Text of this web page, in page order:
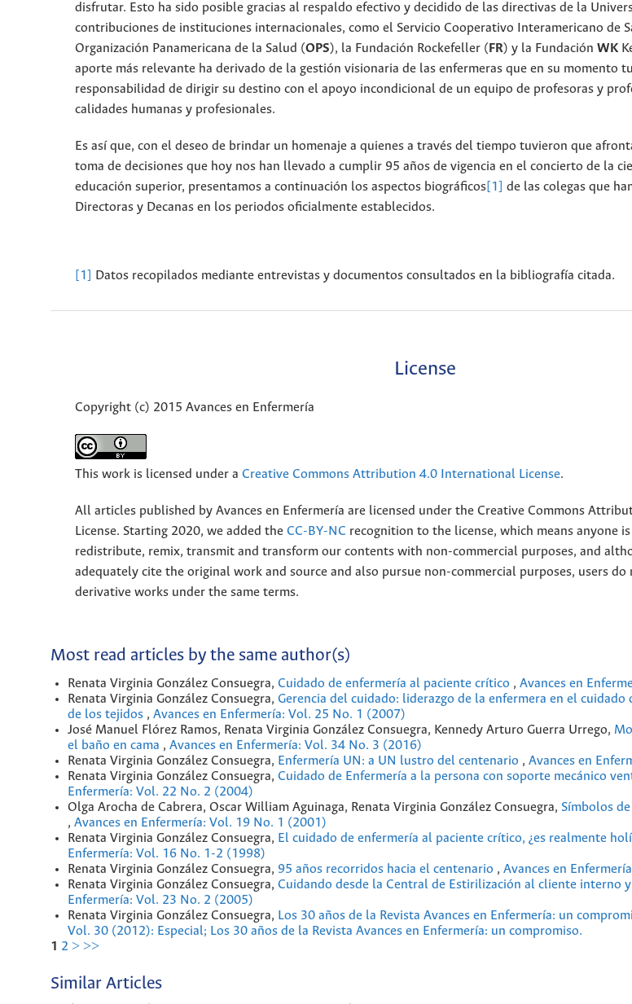
disfrutar. Esto ha sido posible gracias al respaldo efectivo y decidido de las directivas de la
contribuciones de instituciones internacionales, como el Servicio Cooperativo Interamericano de
Organización Panamericana de la Salud (OPS), la Fundación Rockefeller ( FR) y la Fundación WK
aporte más relevante ha derivado de la gestión visionaria de las enfermeras que en su momento
responsabilidad de dirigir su destino con el apoyo incondicional de un equipo de profesoras y
calidades humanas y profesionales.
Es así que, con el deseo de brindar un homenaje a quienes a través del tiempo tuvieron que
toma de decisiones que hoy nos han llevado a cumplir 95 años de vigencia en el concierto de la
educación superior, presentamos a continuación los aspectos biográficos [1]
de las colegas que
Directoras y Decanas en los periodos oficialmente establecidos.
[1] Datos recopilados mediante entrevistas y documentos consultados en la bibliografía citada.
License
Copyright (c) 2015 Avances en Enfermería
This work is licensed under a Creative Commons Attribution 4.0 International License.
All articles published by Avances en Enfermería are licensed under the Creative Commons
License. Starting 2020, we added the CC-BY-NC recognition to the license, which means anyone
redistribute, remix, transmit and transform our contents with non-commercial purposes, and
adequately cite the original work and source and also pursue non-commercial purposes, users do
derivative works under the same terms.
Most read articles by the same author(s)
Renata Virginia González Consuegra, Cuidado de enfermería al paciente crítico , Avances en
Renata Virginia González Consuegra, Gerencia del cuidado: liderazgo de la enfermera en el
de los tejidos , Avances en Enfermería: Vol. 25 No. 1 (2007)
José Manuel Flórez Ramos, Renata Virginia González Consuegra, Kennedy Arturo Guerra Urrego,
el baño en cama , Avances en Enfermería: Vol. 34 No. 3 (2016)
Renata Virginia González Consuegra, Enfermería UN: a UN lustro del centenario , Avances en
Renata Virginia González Consuegra, Cuidado de Enfermería a la persona con soporte mecánico
Enfermería: Vol. 22 No. 2 (2004)
Olga Arocha de Cabrera, Oscar William Aguinaga, Renata Virginia González Consuegra, Símbolos
, Avances en Enfermería: Vol. 19 No. 1 (2001)
Renata Virginia González Consuegra, El cuidado de enfermería al paciente crítico, ¿es realmente
Enfermería: Vol. 16 No. 1-2 (1998)
Renata Virginia González Consuegra, 95 años recorridos hacia el centenario , Avances en
Renata Virginia González Consuegra, Cuidando desde la Central de Estirilización al cliente interno
Enfermería: Vol. 23 No. 2 (2005)
Renata Virginia González Consuegra, Los 30 años de la Revista Avances en Enfermería: un
Vol. 30 (2012): Especial; Los 30 años de la Revista Avances en Enfermería: un compromiso.
1 2 > >>
Similar Articles